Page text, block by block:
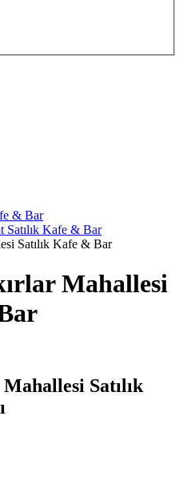
& Bar
Satılık Kafe & Bar
Satılık Kafe & Bar
Mahallesi
Satılık